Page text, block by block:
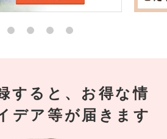
すると、お得な情
デア等が届きます